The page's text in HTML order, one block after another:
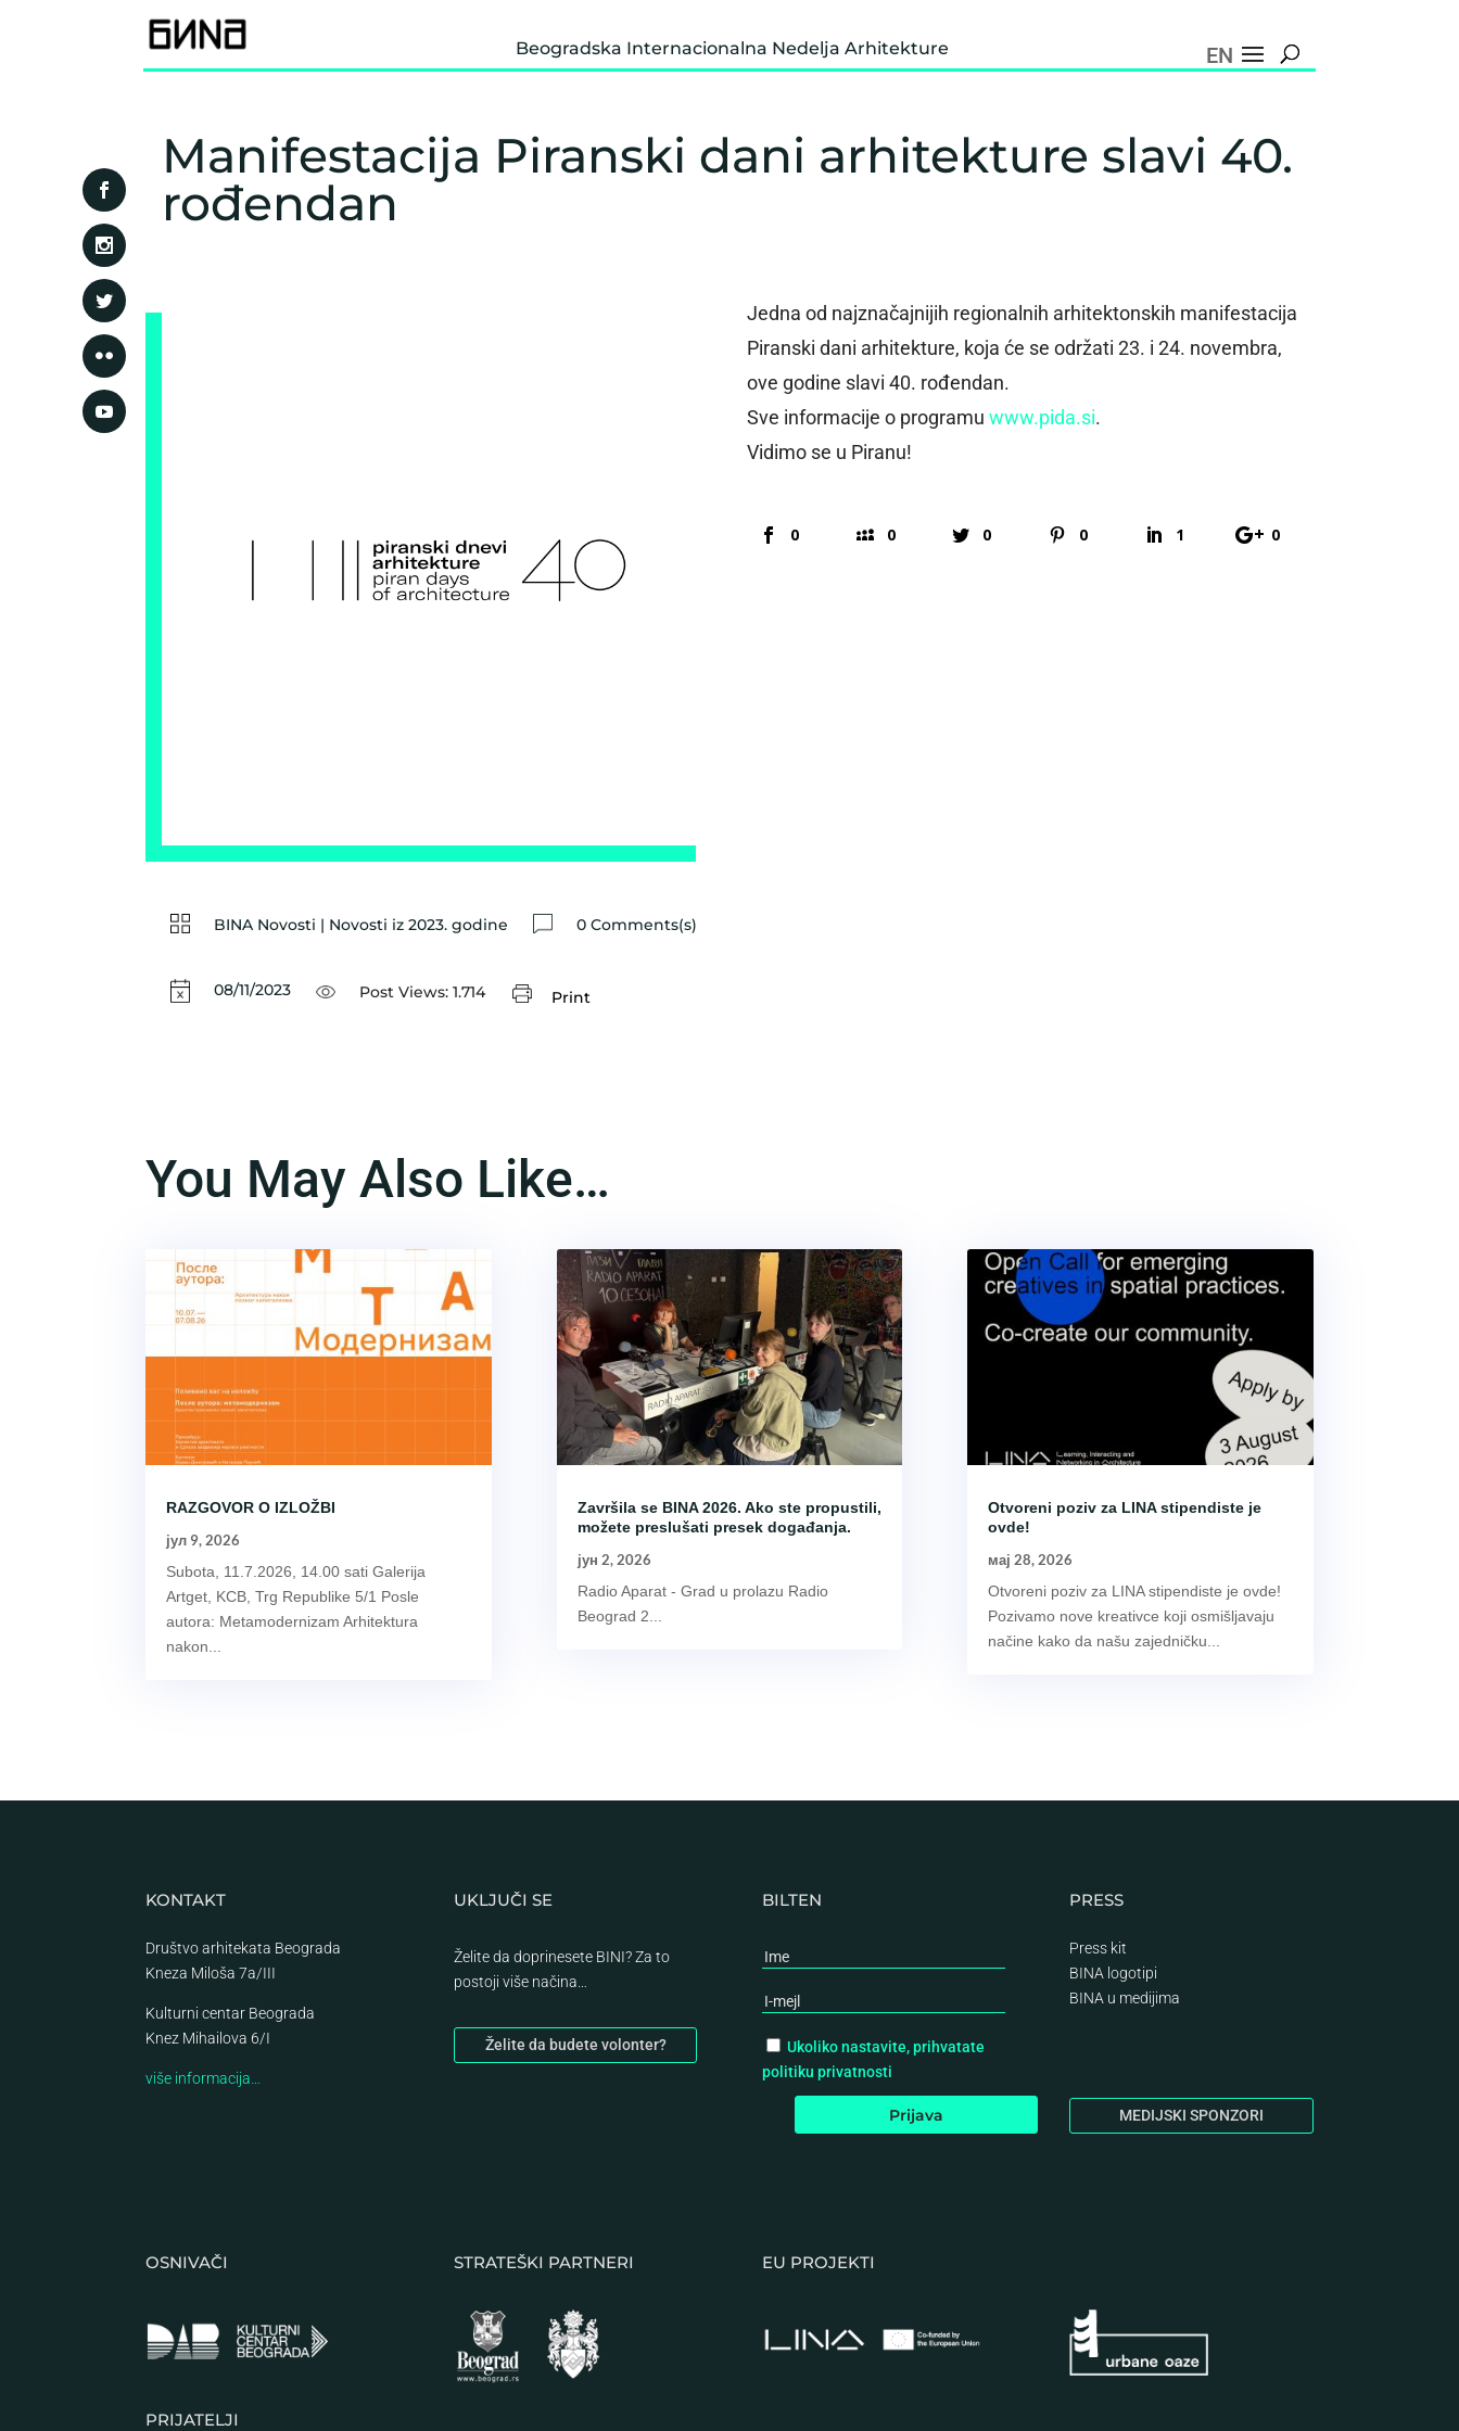
Beogradska Internacionalna Nedelja Arhitekture EN
Manifestacija Piranski dani arhitekture slavi 40.
rođendan
BINA Novosti | Novosti iz 2023. godine 0 Comments(s)
08/11/2023 Post Views: 1.714 Print
Jedna od najznačajnijih regionalnih arhitektonskih manifestacija
Piranski dani arhitekture, koja će se održati 23. i 24. novembra,
ove godine slavi 40. rođendan.
Sve informacije o programuwww.pida.si.
Vidimo se u Piranu!
0 0 0 0 1 0
You May Also Like…
RAZGOVOR O IZLOŽBI
јул 9, 2026
Subota, 11.7.2026, 14.00 sati Galerija
Artget, KCB, Trg Republike 5/1 Posle
autora: Metamodernizam Arhitektura
nakon...
Završila se BINA 2026. Ako ste propustili,
možete preslušati presek događanja.
јун 2, 2026
Radio Aparat - Grad u prolazu Radio
Beograd 2...
Otvoreni poziv za LINA stipendiste je
ovde!
мај 28, 2026
Otvoreni poziv za LINA stipendiste je ovde!
Pozivamo nove kreativce koji osmišljavaju
načine kako da našu zajedničku...
KONTAKT
Društvo arhitekata Beograda
Kneza Miloša 7a/III
Kulturni centar Beograda
Knez Mihailova 6/I
više informacija…
UKLJUČI SE
Želite da doprinesete BINI? Za to
postoji više načina…
Želite da budete volonter?
BILTEN
Ukoliko nastavite, prihvatate
politiku privatnosti
PRESS
Press kit
BINA logotipi
BINA u medijima
MEDIJSKI SPONZORI
OSNIVAČI STRATEŠKI PARTNERI EU PROJEKTI
PRIJATELJI